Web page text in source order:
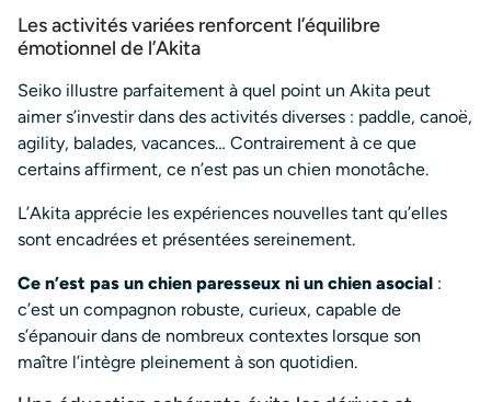
Les activités variées renforcent l’équilibre
émotionnel de l’Akita
Seiko illustre parfaitement à quel point un Akita peut
aimer s’investir dans des activités diverses : paddle, canoë,
agility, balades, vacances… Contrairement à ce que
certains affirment, ce n’est pas un chien monotâche.
L’Akita apprécie les expériences nouvelles tant qu’elles
sont encadrées et présentées sereinement.
Ce n’est pas un chien paresseux ni un chien asocial :
c’est un compagnon robuste, curieux, capable de
s’épanouir dans de nombreux contextes lorsque son
maître l’intègre pleinement à son quotidien.